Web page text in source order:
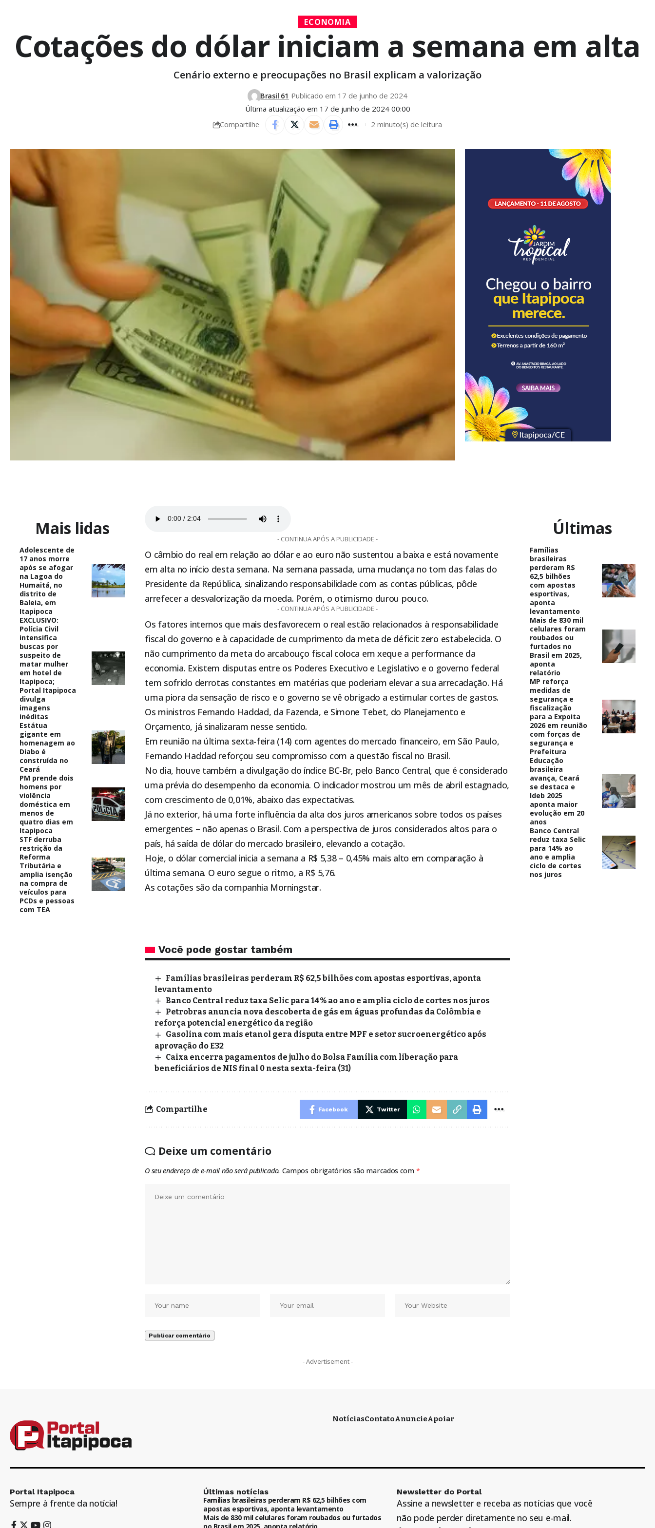
ECONOMIA
Cotações do dólar iniciam a semana em alta
Cenário externo e preocupações no Brasil explicam a valorização
Última atualização em 17 de junho de 2024 00:00
Brasil 61 Publicado em 17 de junho de 2024
Compartilhe 2 minuto(s) de leitura
Mais lidas
Adolescente de
17 anos morre
após se afogar
na Lagoa do
Humaitá, no
distrito de
Baleia, em
Itapipoca
EXCLUSIVO:
Polícia Civil
intensifica
buscas por
suspeito de
matar mulher
em hotel de
Itapipoca;
Portal Itapipoca
divulga
imagens
inéditas
Estátua
gigante em
homenagem ao
Diabo é
construída no
Ceará
PM prende dois
homens por
violência
doméstica em
menos de
quatro dias em
Itapipoca
STF derruba
restrição da
Reforma
Tributária e
amplia isenção
na compra de
veículos para
PCDs e pessoas
com TEA
- CONTINUA APÓS A PUBLICIDADE -
O câmbio do real em relação ao dólar e ao euro não sustentou a baixa e está novamente
em alta no início desta semana. Na semana passada, uma mudança no tom das falas do
Presidente da República, sinalizando responsabilidade com as contas públicas, pôde
arrefecer a desvalorização da moeda. Porém, o otimismo durou pouco.
- CONTINUA APÓS A PUBLICIDADE -
Os fatores internos que mais desfavorecem o real estão relacionados à responsabilidade
fiscal do governo e à capacidade de cumprimento da meta de déficit zero estabelecida. O
não cumprimento da meta do arcabouço fiscal coloca em xeque a performance da
economia. Existem disputas entre os Poderes Executivo e Legislativo e o governo federal
tem sofrido derrotas constantes em matérias que poderiam elevar a sua arrecadação. Há
uma piora da sensação de risco e o governo se vê obrigado a estimular cortes de gastos.
Os ministros Fernando Haddad, da Fazenda, e Simone Tebet, do Planejamento e
Orçamento, já sinalizaram nesse sentido.
Em reunião na última sexta-feira (14) com agentes do mercado financeiro, em São Paulo,
Fernando Haddad reforçou seu compromisso com a questão fiscal no Brasil.
No dia, houve também a divulgação do índice BC-Br, pelo Banco Central, que é considerado
uma prévia do desempenho da economia. O indicador mostrou um mês de abril estagnado,
com crescimento de 0,01%, abaixo das expectativas.
Já no exterior, há uma forte influência da alta dos juros americanos sobre todos os países
emergentes – não apenas o Brasil. Com a perspectiva de juros considerados altos para o
país, há saída de dólar do mercado brasileiro, elevando a cotação.
Hoje, o dólar comercial inicia a semana a R$ 5,38 – 0,45% mais alto em comparação à
última semana. O euro segue o ritmo, a R$ 5,76.
As cotações são da companhia Morningstar.
Você pode gostar também
Famílias brasileiras perderam R$ 62,5 bilhões com apostas esportivas, aponta
levantamento
Banco Central reduz taxa Selic para 14% ao ano e amplia ciclo de cortes nos juros
Petrobras anuncia nova descoberta de gás em águas profundas da Colômbia e
reforça potencial energético da região
Gasolina com mais etanol gera disputa entre MPF e setor sucroenergético após
aprovação do E32
Caixa encerra pagamentos de julho do Bolsa Família com liberação para
beneficiários de NIS final 0 nesta sexta-feira (31)
Compartilhe Facebook Twitter
Deixe um comentário
O seu endereço de e-mail não será publicado. Campos obrigatórios são marcados com *
- Advertisement -
Últimas
Famílias
brasileiras
perderam R$
62,5 bilhões
com apostas
esportivas,
aponta
levantamento
Mais de 830 mil
celulares foram
roubados ou
furtados no
Brasil em 2025,
aponta
relatório
MP reforça
medidas de
segurança e
fiscalização
para a Expoita
2026 em reunião
com forças de
segurança e
Prefeitura
Educação
brasileira
avança, Ceará
se destaca e
Ideb 2025
aponta maior
evolução em 20
anos
Banco Central
reduz taxa Selic
para 14% ao
ano e amplia
ciclo de cortes
nos juros
NotíciasContatoAnuncieApoiar
Portal Itapipoca
Sempre à frente da notícia!
Últimas notícias
Famílias brasileiras perderam R$ 62,5 bilhões com
apostas esportivas, aponta levantamento
Mais de 830 mil celulares foram roubados ou furtados
Newsletter do Portal
Assine a newsletter e receba as notícias que você
não pode perder diretamente no seu e-mail.